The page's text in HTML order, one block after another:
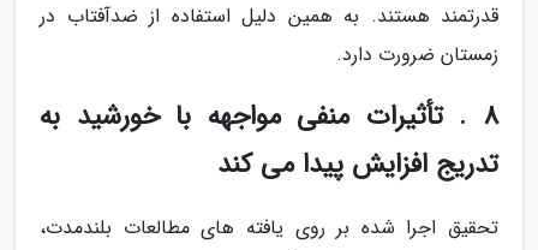
قدرتمند هستند. به همین دلیل استفاده از ضدآفتاب در
زمستان ضرورت دارد.
8 . تأثیرات منفی مواجهه با خورشید به
تدریج افزایش پیدا می کند
تحقیق اجرا شده بر روی یافته های مطالعات بلندمدت،